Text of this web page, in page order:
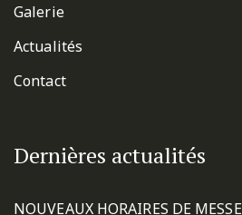
Galerie
Actualités
Contact
Dernières actualités
NOUVEAUX HORAIRES DE MESSE